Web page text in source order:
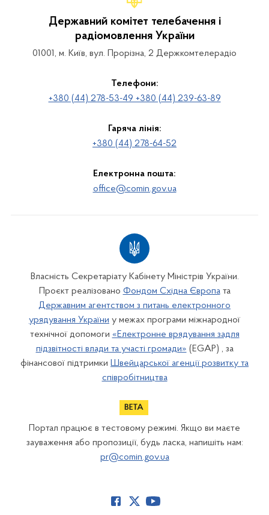
Державний комітет телебачення і
радіомовлення України
01001, м. Київ, вул. Прорізна, 2 Держкомтелерадіо
Телефони:
+380 (44) 278-53-49 +380 (44) 239-63-89
Гаряча лінія:
+380 (44) 278-64-52
Електронна пошта:
office@comin.gov.ua
Власність Секретаріату Кабінету Міністрів України.
Проєкт реалізовано Фондом Східна Європата
Державним агентством з питань електронного
урядування України у межах програми міжнародної
технічної допомоги «Електронне врядування задля
підзвітності влади та участі громади» (EGAP) , за
фінансової підтримки Швейцарської агенції розвитку та
співробітництва
Портал працює в тестовому режимі. Якщо ви маєте
зауваження або пропозиції, будь ласка, напишіть нам:
pr@comin.gov.ua